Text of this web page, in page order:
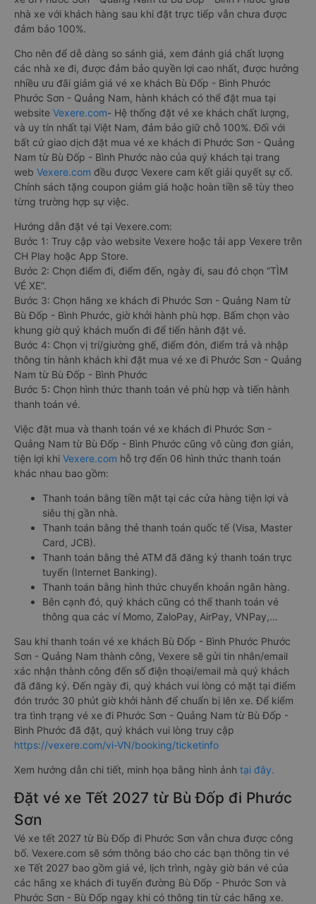
nhà xe với khách hàng sau khi đặt trực tiếp vẫn chưa được
đảm bảo 100%.
Cho nên để dễ dàng so sánh giá, xem đánh giá chất lượng
các nhà xe đi, được đảm bảo quyền lợi cao nhất, được hưởng
nhiều ưu đãi giảm giá vé xe khách Bù Đốp - Bình Phước
Phước Sơn - Quảng Nam, hành khách có thể đặt mua tại
website Vexere.com- Hệ thống đặt vé xe khách chất lượng,
và uy tín nhất tại Việt Nam, đảm bảo giữ chỗ 100%. Đối với
bất cứ giao dịch đặt mua vé xe khách đi Phước Sơn - Quảng
Nam từ Bù Đốp - Bình Phước nào của quý khách tại trang
web Vexere.com đều được Vexere cam kết giải quyết sự cố.
Chính sách tặng coupon giảm giá hoặc hoàn tiền sẽ tùy theo
từng trường hợp sự việc.
Hướng dẫn đặt vé tại Vexere.com:
Bước 1: Truy cập vào website Vexere hoặc tải app Vexere trên
CH Play hoặc App Store.
Bước 2: Chọn điểm đi, điểm đến, ngày đi, sau đó chọn “TÌM
VÉ XE”.
Bước 3: Chọn hãng xe khách đi Phước Sơn - Quảng Nam từ
Bù Đốp - Bình Phước, giờ khởi hành phù hợp. Bấm chọn vào
khung giờ quý khách muốn đi để tiến hành đặt vé.
Bước 4: Chọn vị trí/giường ghế, điểm đón, điểm trả và nhập
thông tin hành khách khi đặt mua vé xe đi Phước Sơn - Quảng
Nam từ Bù Đốp - Bình Phước
Bước 5: Chọn hình thức thanh toán vé phù hợp và tiến hành
thanh toán vé.
Việc đặt mua và thanh toán vé xe khách đi Phước Sơn -
Quảng Nam từ Bù Đốp - Bình Phước cũng vô cùng đơn giản,
tiện lợi khi Vexere.com hỗ trợ đến 06 hình thức thanh toán
khác nhau bao gồm:
Thanh toán bằng tiền mặt tại các cửa hàng tiện lợi và
siêu thị gần nhà.
Thanh toán bằng thẻ thanh toán quốc tế (Visa, Master
Card, JCB).
Thanh toán bằng thẻ ATM đã đăng ký thanh toán trực
tuyến (Internet Banking).
Thanh toán bằng hình thức chuyển khoản ngân hàng.
Bên cạnh đó, quý khách cũng có thể thanh toán vé
thông qua các ví Momo, ZaloPay, AirPay, VNPay,…
Sau khi thanh toán vé xe khách Bù Đốp - Bình Phước Phước
Sơn - Quảng Nam thành công, Vexere sẽ gửi tin nhắn/email
xác nhận thành công đến số điện thoại/email mà quý khách
đã đăng ký. Đến ngày đi, quý khách vui lòng có mặt tại điểm
đón trước 30 phút giờ khởi hành để chuẩn bị lên xe. Để kiểm
tra tình trạng vé xe đi Phước Sơn - Quảng Nam từ Bù Đốp -
Bình Phước đã đặt, quý khách vui lòng truy cập
https://vexere.com/vi-VN/booking/ticketinfo
Xem hướng dẫn chi tiết, minh họa bằng hình ảnh tại đây.
Đặt vé xe Tết 2027 từ Bù Đốp đi Phước
Sơn
Vé xe tết 2027 từ Bù Đốp đi Phước Sơn vẫn chưa được công
bố. Vexere.com sẽ sớm thông báo cho các bạn thông tin vé
xe Tết 2027 bao gồm giá vé, lịch trình, ngày giờ bán vé của
các hãng xe khách đi tuyến đường Bù Đốp - Phước Sơn và
Phước Sơn - Bù Đốp ngay khi có thông tin từ các hãng xe.